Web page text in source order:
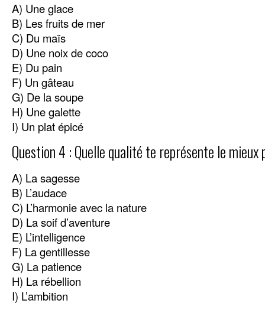
A) Une glace
B) Les fruits de mer
C) Du maïs
D) Une noix de coco
E) Du pain
F) Un gâteau
G) De la soupe
H) Une galette
I) Un plat épicé
Question 4 : Quelle qualité te représente le
A) La sagesse
B) L’audace
C) L’harmonie avec la nature
D) La soif d’aventure
E) L’intelligence
F) La gentillesse
G) La patience
H) La rébellion
I) L’ambition